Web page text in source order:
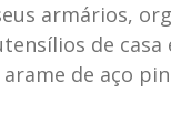
armários,
de casa
de aço